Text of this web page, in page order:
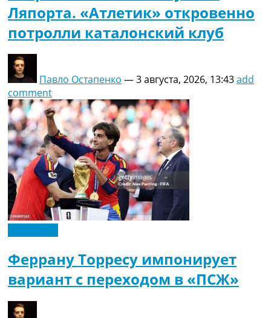
Ляпорта. «Атлетик» откровенно
потролли каталонский клуб
Павло Остапенко —3 августа, 2026, 13:43add
comment
Феррану Торресу импонирует
вариант с переходом в «ПСЖ»